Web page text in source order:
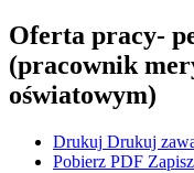
Oferta pracy-
(pracownik
oświatowym)
Drukuj Drukuj
Pobierz PDF